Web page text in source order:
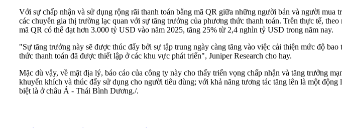
Với sự chấp nhận và sử dụng rộng rãi thanh toán bằng mã QR giữa những người bán và người
các chuyên gia thị trường lạc quan với sự tăng trưởng của phương thức thanh toán. Trên thực tế,
mã QR có thể đạt hơn 3.000 tỷ USD vào năm 2025, tăng 25% từ 2,4 nghìn tỷ USD trong năm nay.
"Sự tăng trưởng này sẽ được thúc đẩy bởi sự tập trung ngày càng tăng vào việc cải thiện mức độ
thức thanh toán đã được thiết lập ở các khu vực phát triển", Juniper Research cho hay.
Mặc dù vậy, về mặt địa lý, báo cáo của công ty này cho thấy triển vọng chấp nhận và tăng trưởng
khuyến khích và thúc đẩy sử dụng cho người tiêu dùng; với khả năng tương tác tăng lên là một
biệt là ở châu Á - Thái Bình Dương./.